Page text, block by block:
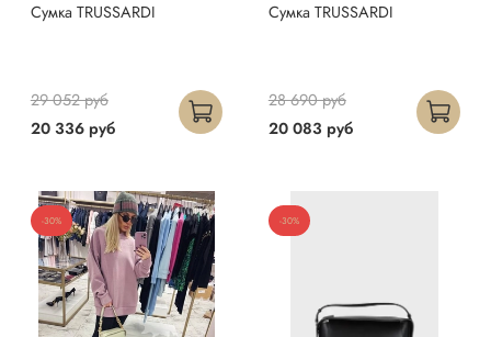
Сумка TRUSSARDI
20 336 руб
29 052 руб
Сумка TRUSSARDI
20 083 руб
28 690 руб
-30% -30%